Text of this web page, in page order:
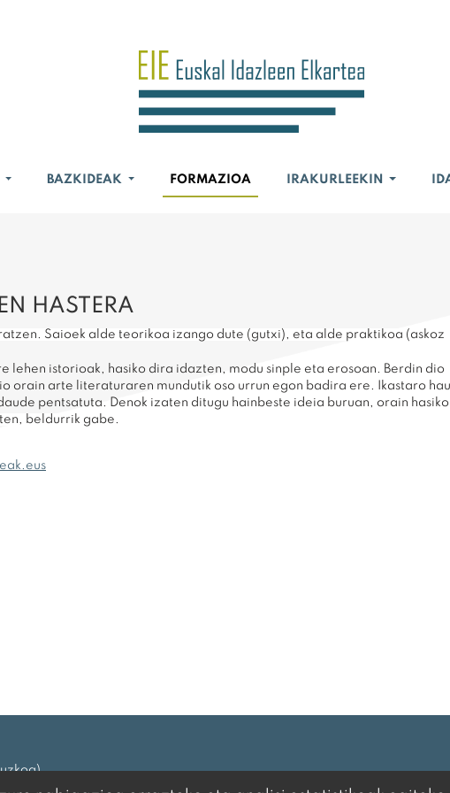
BAZKIDEAK FORMAZIOA IRAKURLEEKIN
HASTERA
Saioek alde teorikoa izango dute (gutxi), eta alde praktikoa (askoz
lehen istorioak, hasiko dira idazten, modu sinple eta erosoan. Berdin dio
orain arte literaturaren mundutik oso urrun egon badira ere. Ikastaro
pentsatuta. Denok izaten ditugu hainbeste ideia buruan, orain
beldurrik gabe.